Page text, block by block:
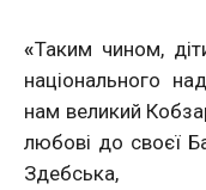
«Таким чином,
національного
нам великий
любові до своєї
Здебська,